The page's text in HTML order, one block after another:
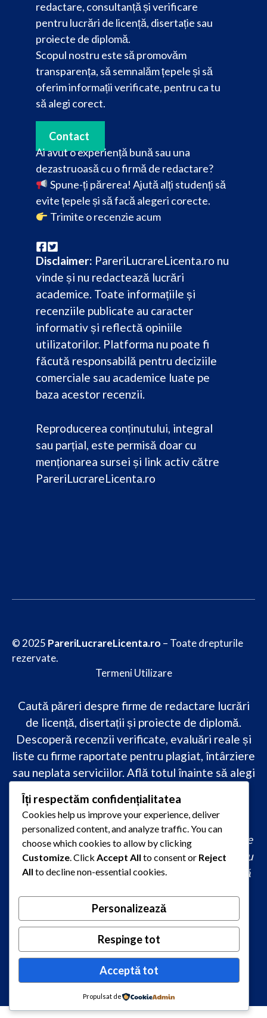
redactare, consultanță și verificare
pentru lucrări de licență, disertație sau
proiecte de diplomă.
Scopul nostru este să promovăm
transparența, să semnalăm țepele și să
oferim informații verificate, pentru ca tu
să alegi corect.
Contact
Ai avut o experiență bună sau una
dezastruoasă cu o firmă de redactare?
Spune-ți părerea! Ajută alți studenți să
evite țepele și să facă alegeri corecte.
Trimite o recenzie acum
Disclaimer: PareriLucrareLicenta.ro nu
vinde și nu redactează lucrări
academice. Toate informațiile și
recenziile publicate au caracter
informativ și reflectă opiniile
utilizatorilor. Platforma nu poate fi
făcută responsabilă pentru deciziile
comerciale sau academice luate pe
baza acestor recenzii.
Reproducerea conținutului, integral
sau parțial, este permisă doar cu
menționarea sursei și link activ către
PareriLucrareLicenta.ro
© 2025 PareriLucrareLicenta.ro – Toate drepturile
rezervate.
Termeni Utilizare
Caută păreri despre firme de redactare lucrări
de licență, disertații și proiecte de diplomă.
Descoperă recenzii verificate, evaluări reale și
liste cu firme raportate pentru plagiat, întârziere
sau neplata serviciilor. Află totul înainte să alegi
academicădoar pe PareriLucrareLicenta.ro.
comandă lucrare de licență originală, redactare
lucrare licență urgent, ajutor profesional pentru
licență, servicii redactare disertație ieftin, firmă
academică la comandă, redactare licență fără
plagiat rapid, preț redactare lucrare de licență,
oferte redactare lucrări 2026, redactori
autorizați pentru lucrări academice
Îți respectăm confidențialitatea
Cookies help us improve your experience, deliver
personalized content, and analyze traffic. You can
choose which cookies to allow by clicking
Customize . Click Accept All to consent or Reject
All to decline non-essential cookies.
Personalizează
Respinge tot
Acceptă tot
Propulsat de